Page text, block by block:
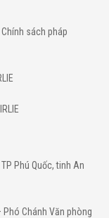
sách pháp
Phú Quốc, tinh An
Phó Chánh Văn phòng